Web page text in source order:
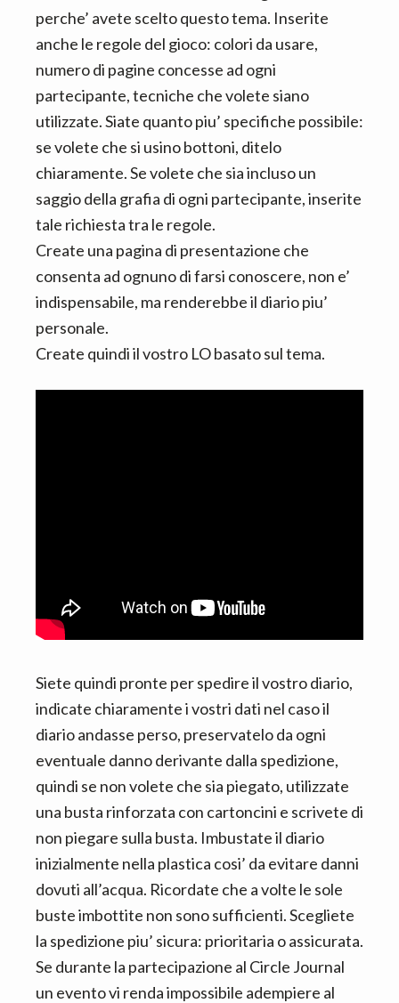
perche’ avete scelto questo tema. Inserite
anche le regole del gioco: colori da usare,
numero di pagine concesse ad ogni
partecipante, tecniche che volete siano
utilizzate. Siate quanto piu’ specifiche possibile:
se volete che si usino bottoni, ditelo
chiaramente. Se volete che sia incluso un
saggio della grafia di ogni partecipante, inserite
tale richiesta tra le regole.
Create una pagina di presentazione che
consenta ad ognuno di farsi conoscere, non e’
indispensabile, ma renderebbe il diario piu’
personale.
Create quindi il vostro LO basato sul tema.
Siete quindi pronte per spedire il vostro diario,
indicate chiaramente i vostri dati nel caso il
diario andasse perso, preservatelo da ogni
eventuale danno derivante dalla spedizione,
quindi se non volete che sia piegato, utilizzate
una busta rinforzata con cartoncini e scrivete di
non piegare sulla busta. Imbustate il diario
inizialmente nella plastica cosi’ da evitare danni
dovuti all’acqua. Ricordate che a volte le sole
buste imbottite non sono sufficienti. Scegliete
la spedizione piu’ sicura: prioritaria o assicurata.
Se durante la partecipazione al Circle Journal
un evento vi renda impossibile adempiere al